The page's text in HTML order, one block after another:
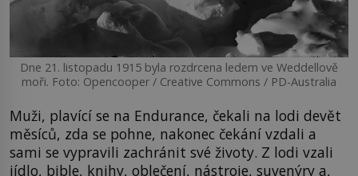
Dne 21. listopadu 1915 byla rozdrcena ledem ve Weddellově
moři. Foto: Opencooper / Creative Commons / PD-Australia
Muži, plavící se na Endurance, čekali na lodi devět
měsíců, zda se pohne, nakonec čekání vzdali a
sami se vypravili zachránit své životy. Z lodi vzali
jídlo, bible, knihy, oblečení, nástroje, suvenýry a,